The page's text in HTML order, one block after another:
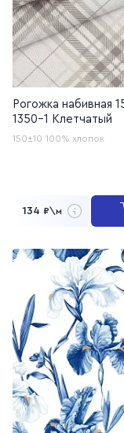
Рогожка набивная
1350-1 Клетчатый
150±10 100% хлопок
134 ₽\м